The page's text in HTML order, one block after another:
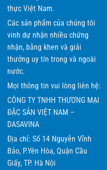
thực Việt Nam.
Các sản phẩm của chúng tôi
vinh dự nhận nhiều chứng
nhận, bằng khen và giải
thưởng uy tín trong và ngoài
nước.
Mọi thông tin vui lòng liên hệ:
CÔNG TY TNHH THƯƠNG MẠI
ĐẶC SẢN VIỆT NAM –
DASAVINA
Địa chỉ: Số 14 Nguyễn Vĩnh
Bảo, P.Yên Hòa, Quận Cầu
Giấy, TP. Hà Nội